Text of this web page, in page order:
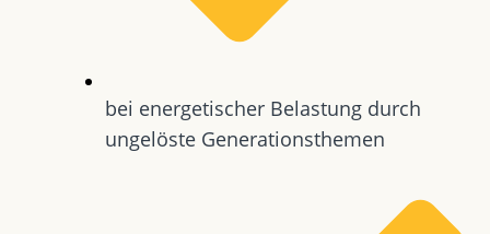
bei energetischer Belastung durch
ungelöste Generationsthemen